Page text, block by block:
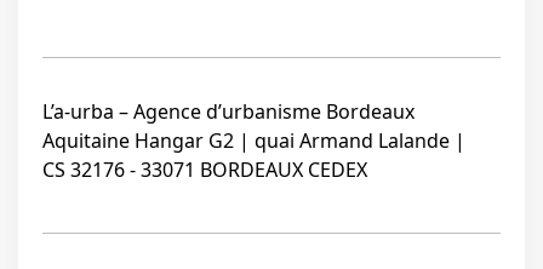
L’a-urba – Agence d’urbanisme Bordeaux
Aquitaine Hangar G2 | quai Armand Lalande |
CS 32176 - 33071 BORDEAUX CEDEX